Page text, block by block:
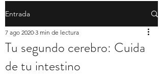
Entrada
Tu segundo cerebro: Cuida
de tu intestino
7 ago 2020 3 min de lectura